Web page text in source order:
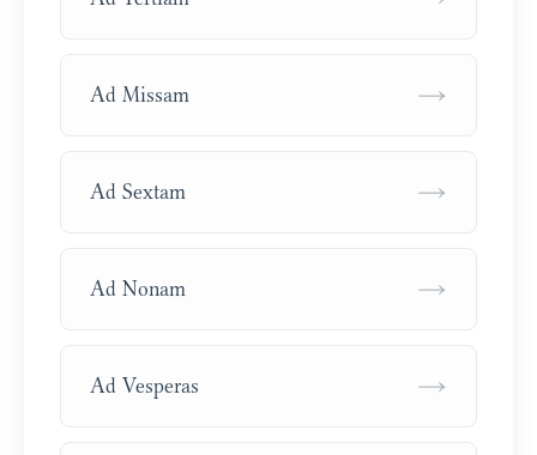
Ad Missam →
Ad Sextam →
Ad Nonam →
Ad Vesperas →